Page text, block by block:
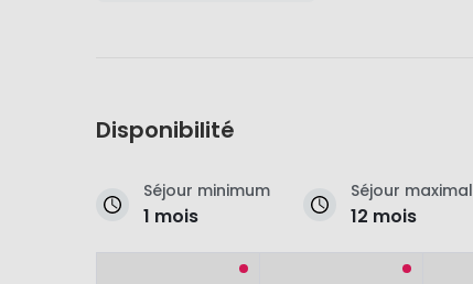
Disponibilité
Séjour minimum
1 mois
Séjour maximal
12 mois